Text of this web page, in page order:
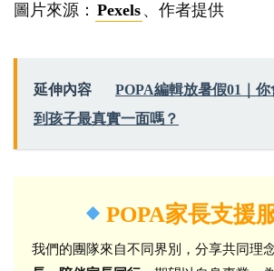
圖片來源： Pexels 、作者提供
延伸內容
POPA編輯放暑假01｜
到孩子最真實一面嗎？
POPA家長支援
我們的團隊來自不同界別，分享共同理